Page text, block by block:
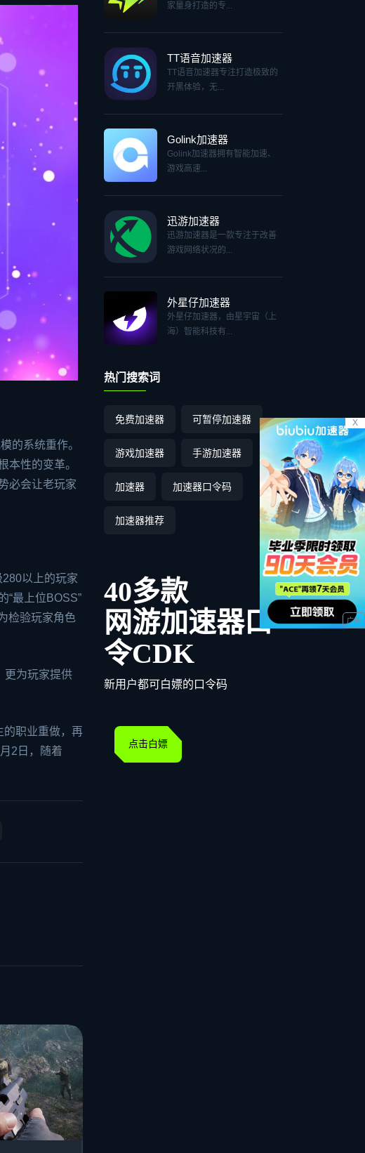
X
的系统重作。
本性的变革。
必会让老玩家
以上的玩家
“最上位BOSS”
检验玩家角色
更为玩家提供
的职业重做，再
2日，随着
家量身打造的专...
TT语音加速器
TT语音加速器专注打造极致的
开黑体验，无...
Golink加速器
Golink加速器拥有智能加速、
游戏高速...
迅游加速器
迅游加速器是一款专注于改善
游戏网络状况的...
外星仔加速器
外星仔加速器，由星宇宙（上
海）智能科技有...
热门搜索词
免费加速器 可暂停加速器
游戏加速器 手游加速器
加速器 加速器口令码
加速器推荐
40多款
网游加速器口
令CDK
新用户都可白嫖的口令码
点击白嫖